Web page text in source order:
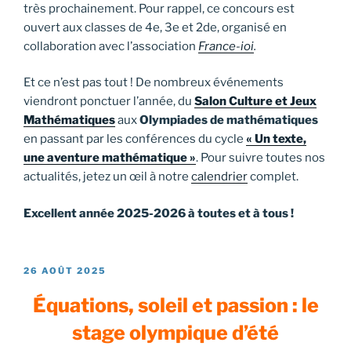
très prochainement. Pour rappel, ce concours est
ouvert aux classes de 4e, 3e et 2de, organisé en
collaboration avec l’association France-ioi.
Et ce n’est pas tout ! De nombreux événements
viendront ponctuer l’année, du Salon Culture et Jeux
MathématiquesauxOlympiades de mathématiques
en passant par les conférences du cycle « Un texte,
une aventure mathématique ». Pour suivre toutes nos
actualités, jetez un œil à notre calendriercomplet.
Excellent année 2025-2026 à toutes et à tous !
PUBLIÉ
26 AOÛT 2025
Équations, soleil et passion : le
stage olympique d’été